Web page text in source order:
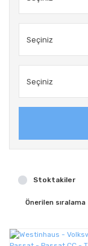
Stoktakiler